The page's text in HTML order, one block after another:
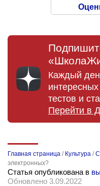
Каждый
тестов и
Перейти в
Главная страница / Культура /
электронных?
Статья опубликована в
Обновлено 3.09.2022